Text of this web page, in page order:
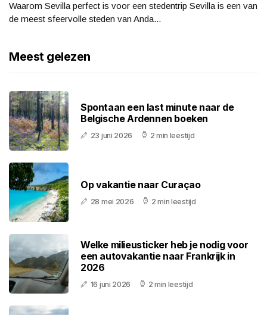
Waarom Sevilla perfect is voor een stedentrip Sevilla is een van
de meest sfeervolle steden van Anda...
Meest gelezen
Spontaan een last minute naar de
Belgische Ardennen boeken
23 juni 2026 2 min leestijd
Op vakantie naar Curaçao
28 mei 2026 2 min leestijd
Welke milieusticker heb je nodig voor
een autovakantie naar Frankrijk in
2026
16 juni 2026 2 min leestijd